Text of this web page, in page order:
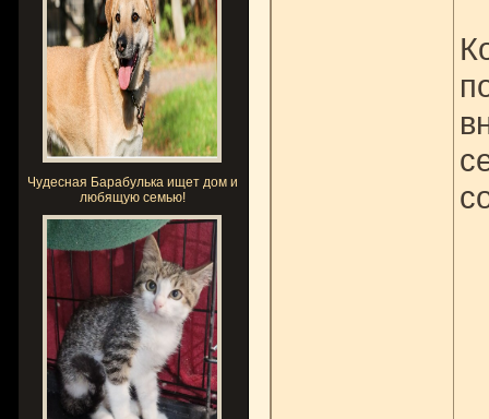
Чудесная Барабулька ищет дом и
любящую семью!